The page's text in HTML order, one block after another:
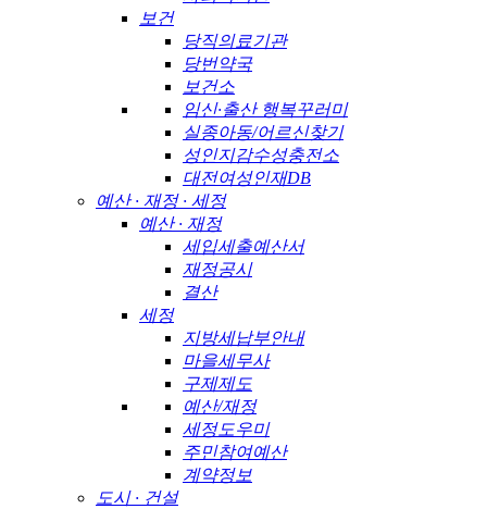
보건
당직의료기관
당번약국
보건소
임신·출산 행복꾸러미
실종아동/어르신찾기
성인지감수성충전소
대전여성인재DB
예산 · 재정 · 세정
예산 · 재정
세입세출예산서
재정공시
결산
세정
지방세납부안내
마을세무사
구제제도
예산/재정
세정도우미
주민참여예산
계약정보
도시 · 건설